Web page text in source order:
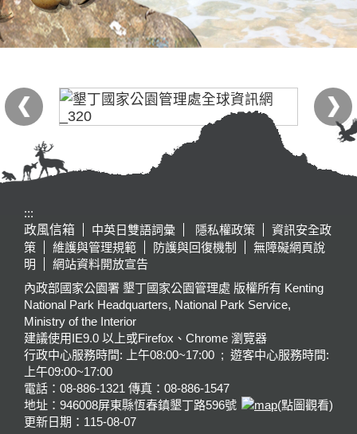
:::
政風信箱
中英日雙語詞彙 隱私權政策
資訊安全政
策
維護與管理規範 防護與回復機制
無障礙網頁說
明
網站資料開放宣告
內政部國家公園署 墾丁國家公園管理處 版權所有 Kenting
National Park Headquarters, National Park Service,
Ministry of the Interior
建議使用IE9.0 以上或Firefox、Chrome 瀏覽器
行政中心服務時間: 上午08:00~17:00 ; 遊客中心服務時間:
上午09:00~17:00
電話：08-886-1321 傳真：08-886-1547
地址：946008屏東縣恆春鎮墾丁路596號
(點圖觀看)
更新日期： 115-08-07